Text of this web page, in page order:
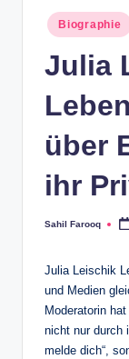
Posted
in
Biographie
Julia
über
ihr
Posted
Sahil Farooq
Julia Leischik
und Medien
Moderatorin
nicht nur durch
melde dich“,